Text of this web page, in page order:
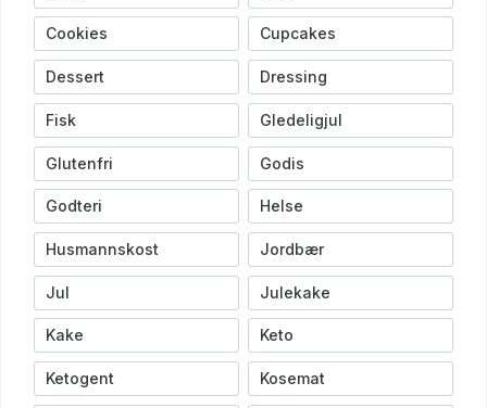
Cookies Cupcakes
Dessert Dressing
Fisk Gledeligjul
Glutenfri Godis
Godteri Helse
Husmannskost Jordbær
Jul Julekake
Kake Keto
Ketogent Kosemat